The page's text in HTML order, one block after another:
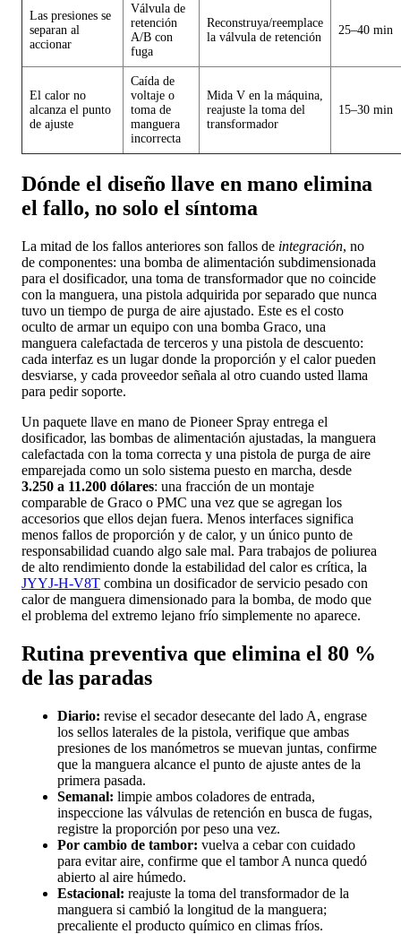
Las presiones se
separan al
accionar
Válvula de
retención
A/B con
fuga
Reconstruya/reemplace
la válvula de retención
25–40 min
El calor no
alcanza el punto
de ajuste
Caída de
voltaje o
toma de
manguera
incorrecta
Mida V en la máquina,
reajuste la toma del
transformador
15–30 min
Dónde el diseño llave en mano elimina
el fallo, no solo el síntoma
La mitad de los fallos anteriores son fallos de integración, no
de componentes: una bomba de alimentación subdimensionada
para el dosificador, una toma de transformador que no coincide
con la manguera, una pistola adquirida por separado que nunca
tuvo un tiempo de purga de aire ajustado. Este es el costo
oculto de armar un equipo con una bomba Graco, una
manguera calefactada de terceros y una pistola de descuento:
cada interfaz es un lugar donde la proporción y el calor pueden
desviarse, y cada proveedor señala al otro cuando usted llama
para pedir soporte.
Un paquete llave en mano de Pioneer Spray entrega el
dosificador, las bombas de alimentación ajustadas, la manguera
calefactada con la toma correcta y una pistola de purga de aire
emparejada como un solo sistema puesto en marcha, desde
3.250 a 11.200 dólares: una fracción de un montaje
comparable de Graco o PMC una vez que se agregan los
accesorios que ellos dejan fuera. Menos interfaces significa
menos fallos de proporción y de calor, y un único punto de
responsabilidad cuando algo sale mal. Para trabajos de poliurea
de alto rendimiento donde la estabilidad del calor es crítica, la
JYYJ-H-V8T combina un dosificador de servicio pesado con
calor de manguera dimensionado para la bomba, de modo que
el problema del extremo lejano frío simplemente no aparece.
Rutina preventiva que elimina el 80 %
de las paradas
Diario: revise el secador desecante del lado A, engrase
los sellos laterales de la pistola, verifique que ambas
presiones de los manómetros se muevan juntas, confirme
que la manguera alcance el punto de ajuste antes de la
primera pasada.
Semanal: limpie ambos coladores de entrada,
inspeccione las válvulas de retención en busca de fugas,
registre la proporción por peso una vez.
Por cambio de tambor: vuelva a cebar con cuidado
para evitar aire, confirme que el tambor A nunca quedó
abierto al aire húmedo.
Estacional: reajuste la toma del transformador de la
manguera si cambió la longitud de la manguera;
precaliente el producto químico en climas fríos.